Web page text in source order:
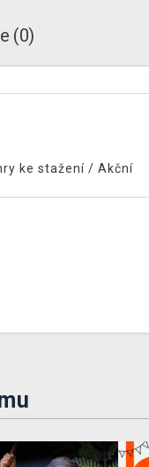
(0)
ke stažení/ Akční